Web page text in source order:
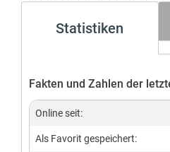
Statistiken
Fakten und Zahlen der
Online seit:
Als Favorit gespeichert: